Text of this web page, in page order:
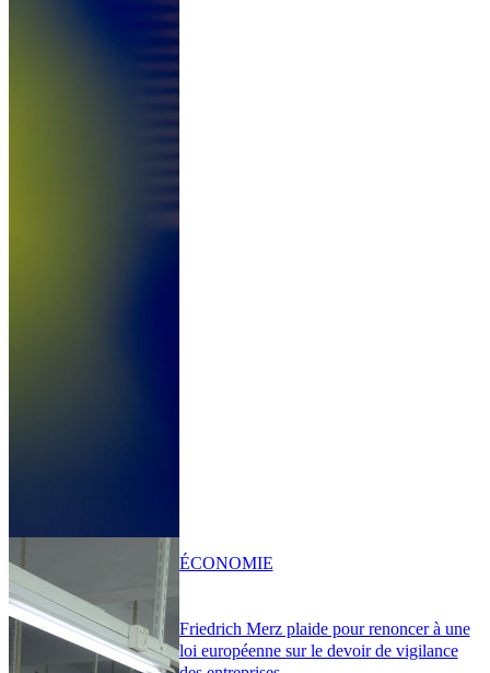
Friedrich Merz plaide pour renoncer à une
loi européenne sur le devoir de vigilance
ÉCONOMIE